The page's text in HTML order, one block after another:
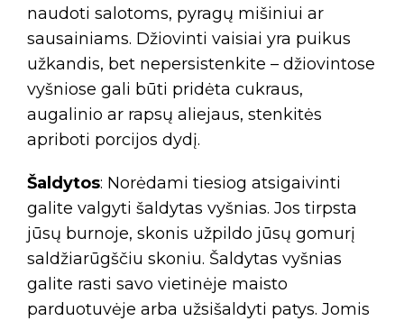
naudoti salotoms, pyragų mišiniui ar
sausainiams. Džiovinti vaisiai yra puikus
užkandis, bet nepersistenkite – džiovintose
vyšniose gali būti pridėta cukraus,
augalinio ar rapsų aliejaus, stenkitės
apriboti porcijos dydį.
Šaldytos: Norėdami tiesiog atsigaivinti
galite valgyti šaldytas vyšnias. Jos tirpsta
jūsų burnoje, skonis užpildo jūsų gomurį
saldžiarūgščiu skoniu. Šaldytas vyšnias
galite rasti savo vietinėje maisto
parduotuvėje arba užsišaldyti patys. Jomis